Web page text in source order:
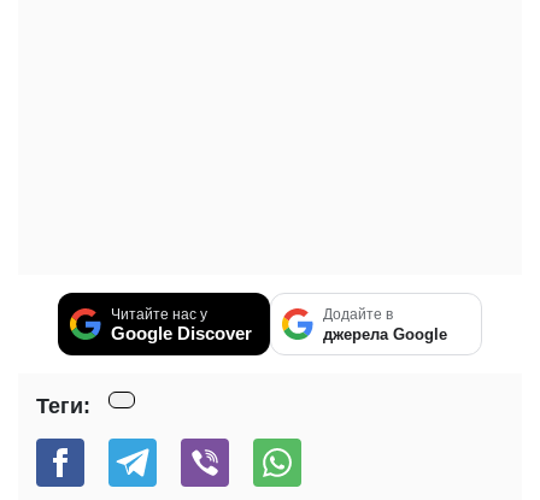
Читайте нас у
Google Discover
Додайте в
джерела Google
Теги: